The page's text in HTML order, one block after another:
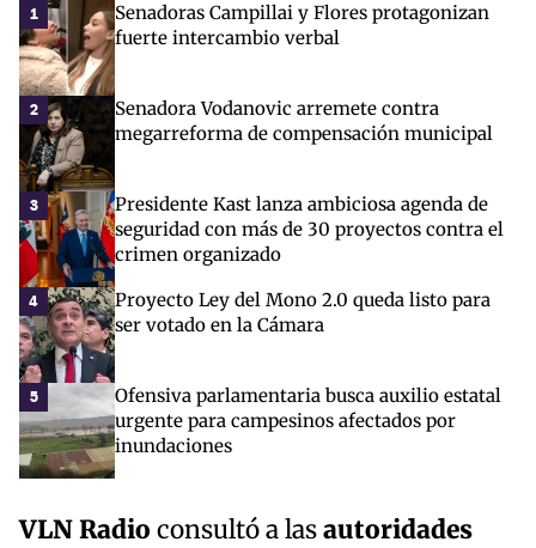
1
Senadoras Campillai y Flores protagonizan
fuerte intercambio verbal
2
Senadora Vodanovic arremete contra
megarreforma de compensación municipal
3
Presidente Kast lanza ambiciosa agenda de
seguridad con más de 30 proyectos contra el
crimen organizado
4
Proyecto Ley del Mono 2.0 queda listo para
ser votado en la Cámara
5
Ofensiva parlamentaria busca auxilio estatal
urgente para campesinos afectados por
inundaciones
VLN Radio consultó a lasautoridades